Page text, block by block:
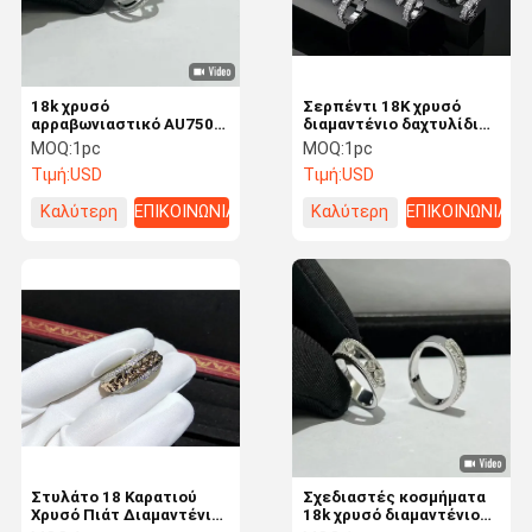
Εμάς
Εργοστασίων
Σερπέντι 18K χρυσό
διαμαντένιο δαχτυλίδι
για το πάρτι επετείου
γάμου
MOQ:1pc
Τιμή:USD
Καλύτερη
ΕΠΙΚΟΙΝΩΝΙΑ
18k χρυσό
αρραβωνιαστικό AU750
χρυσό μετακινήσετε
δαχτυλίδι πραγματικό
διαμάντι ποιότητα χρυσό
MOQ:1pc
Τιμή:USD
Καλύτερη
ΕΠΙΚΟΙΝΩΝΙΑ
Σχεδιαστές κοσμήματα
18k χρυσό διαμαντένιο
Στυλάτο 18 Καρατιού
Χρυσό Πιάτ Διαμαντένιο